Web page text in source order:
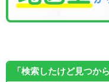
「検索したけど見つか